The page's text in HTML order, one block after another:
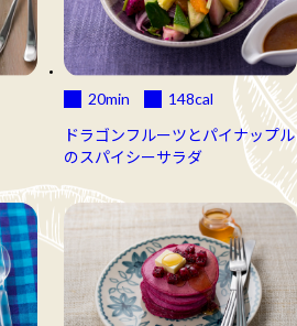
20min 148cal
ドラゴンフルーツとパイナップル
のスパイシーサラダ